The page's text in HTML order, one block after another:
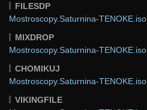
FILESDP
Mostroscopy.Saturnina-TENOKE.iso
MIXDROP
Mostroscopy.Saturnina-TENOKE.iso
CHOMIKUJ
Mostroscopy.Saturnina-TENOKE.iso
VIKINGFILE